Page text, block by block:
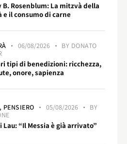
B. Rosenblum: La mitzvà della
e il consumo di carne
06/08/2026 BY DONATO
tipi di benedizioni: ricchezza,
onore, sapienza
PENSIERO 05/08/2026
BY
Lau: “Il Messia è già arrivato”